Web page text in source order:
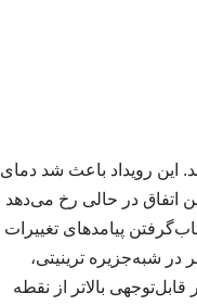
این رویداد باعث شد دمای
یابد. این اتفاق در حالی رخ می‌دهد
پیامدهای تغییرات
۶ ژوئن پژوهشگران مستقر در شبه‌جزیره ترینیتی،
کردند که به‌طور قابل‌توجهی بالاتر از نقطه